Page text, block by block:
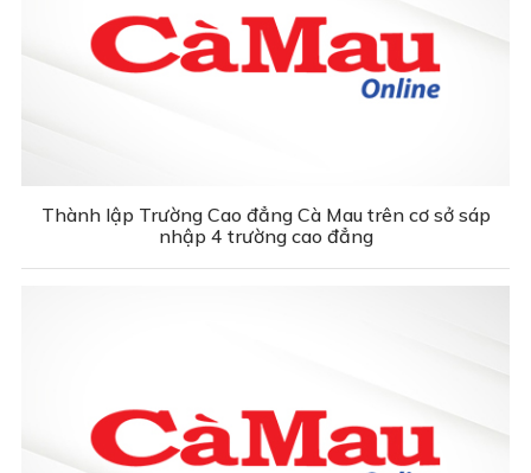
Thành lập Trường Cao đẳng Cà Mau trên cơ sở sáp
nhập 4 trường cao đẳng